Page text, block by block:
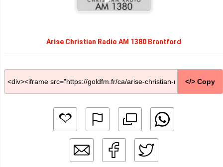
Arise Christian Radio AM 1380 Brantford
</> Copy